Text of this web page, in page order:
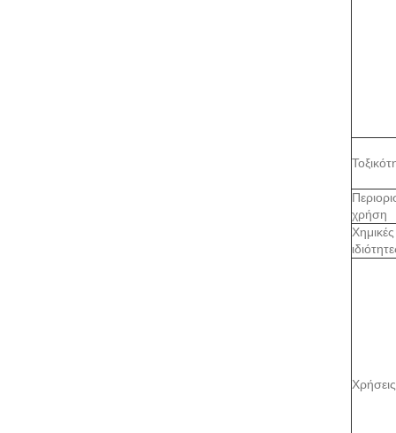
χρήση
Χημικές
Χρήσεις